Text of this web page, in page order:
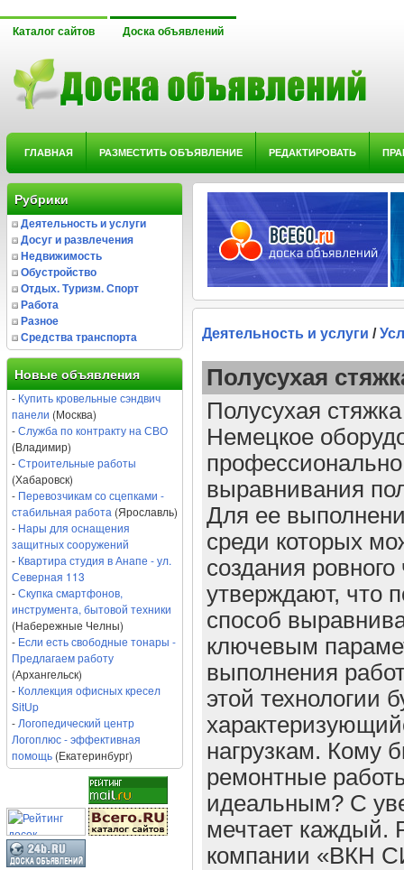
Каталог сайтов Доска объявлений
ГЛАВНАЯ РАЗМЕСТИТЬ ОБЪЯВЛЕНИЕ РЕДАКТИРОВАТЬ
Рубрики
Деятельность и услуги
Досуг и развлечения
Недвижимость
Обустройство
Отдых. Туризм. Спорт
Работа
Разное
Средства транспорта
Новые объявления
- Купить кровельные сэндвич
панели (Москва)
-Служба по контракту на СВО
(Владимир)
-Строительные работы
(Хабаровск)
- Перевозчикам со сцепками -
стабильная работа (Ярославль)
- Нары для оснащения
защитных сооружений
- Квартира студия в Анапе - ул.
Северная 113
-Скупка смартфонов,
инструмента, бытовой техники
(Набережные Челны)
- Если есть свободные тонары -
Предлагаем работу
(Архангельск)
- Коллекция офисных кресел
SitUp
- Логопедический центр
Логоплюс - эффективная
помощь (Екатеринбург)
Деятельность и услуги /
Полусухая
Полусухая
Немецкое
выравнивания
Для ее
среди которых
создания
утверждают, что
способ
ключевым
выполнения
этой технологии
нагрузкам. Кому
ремонтные
идеальным? С
мечтает каждый.
компании «ВКН